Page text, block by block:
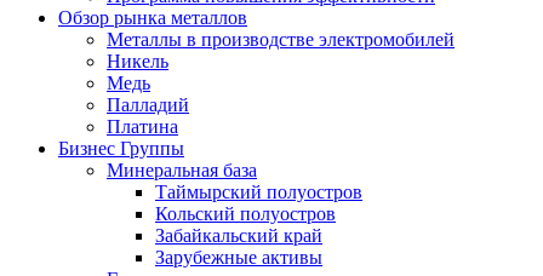
Обзор рынка металлов
Металлы в производстве электромобилей
Никель
Медь
Палладий
Платина
Бизнес Группы
Минеральная база
Таймырский полуостров
Кольский полуостров
Забайкальский край
Зарубежные активы